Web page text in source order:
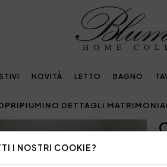
I NOSTRI COOKIE?
NOVITÀ LETTO BAGNO
DETTAGLI